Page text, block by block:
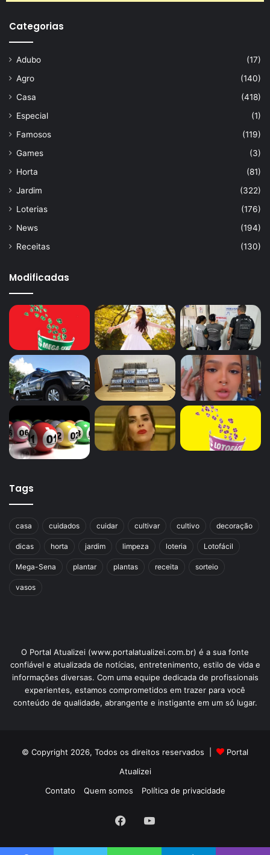
Categorias
Adubo
(17)
Agro
(140)
Casa
(418)
Especial
(1)
Famosos
(119)
Games
(3)
Horta
(81)
Jardim
(322)
Loterias
(176)
News
(194)
Receitas
(130)
Modificadas
Tags
casa cuidados cuidar cultivar cultivo decoração
dicas horta jardim limpeza loteria Lotofácil
Mega-Sena plantar plantas receita sorteio
vasos
O Portal Atualizei (www.portalatualizei.com.br) é a sua fonte
confiável e atualizada de notícias, entretenimento, estilo de vida e
informações diversas. Com uma equipe dedicada de profissionais
experientes, estamos comprometidos em trazer para você
conteúdo de qualidade, abrangente e instigante em um só lugar.
© Copyright 2026, Todos os direitos reservados |
Portal
Atualizei
Contato
Quem somos Política de privacidade
FacebookYouTube